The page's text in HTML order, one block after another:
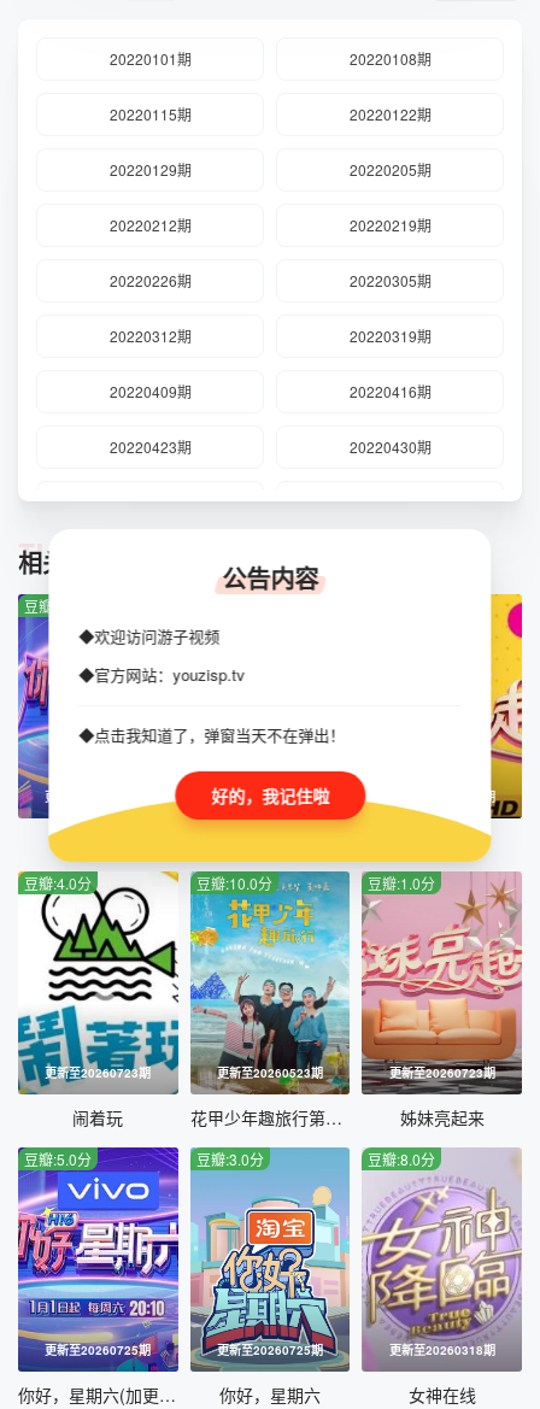
20220101期 20220108期
20220115期 20220122期
20220129期 20220205期
20220212期 20220219期
20220226期 20220305期
20220312期 20220319期
20220409期 20220416期
20220423期 20220430期
20220514期 20220521期
20220625期
20220709期
20220723期 20220730期
20220814期 20220820期
20220827期 20220828期纳凉企划
20220903期 20220910期
20220911期 20220917期
20220917期特别企划 20220924期
20221001期 20221008期
20221105期 20221112期
20221113期 20221119期
20221120期 20221126期
20221210期 20221211期
相关推荐
TUIJIAN
更新至20260726期
豆瓣:5.0分
你好星期六
更新至20260724期 更新至20260723期
姊妹靓起来
更新至20260723期
豆瓣:4.0分
闹着玩
更新至20260523期
豆瓣:10.0分
花甲少年趣旅行第二季
更新至20260723期
豆瓣:1.0分
姊妹亮起来
更新至20260725期
豆瓣:5.0分
你好，星期六(加更版)
更新至20260725期
豆瓣:3.0分
你好，星期六
更新至20260318期
豆瓣:8.0分
女神在线
公告内容
◆欢迎访问游子视频
◆官方网站：youzisp.tv
◆点击我知道了，弹窗当天不在弹出！
好的，我记住啦